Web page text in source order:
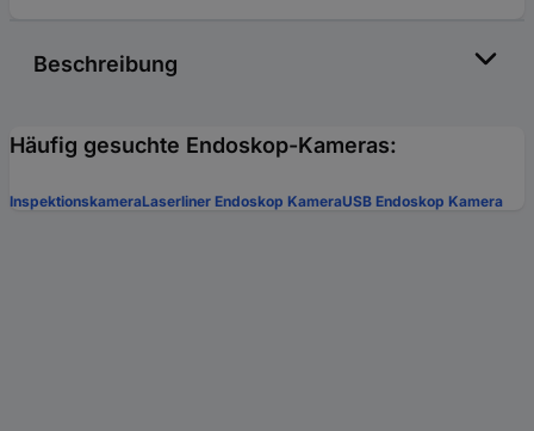
Beschreibung
Häufig gesuchte Endoskop-Kameras:
InspektionskameraLaserliner Endoskop KameraUSB Endoskop Kamera